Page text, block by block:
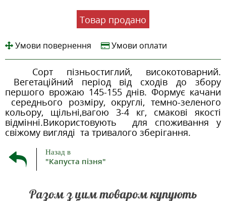
Товар продано
Умови повернення Умови оплати
Сорт пізньостиглий, високотоварний.
Вегетаційний період від сходів до збору
першого врожаю 145-155 днів. Формує качани
середнього розміру, округлі, темно-зеленого
кольору, щільні,вагою 3-4 кг, смакові якості
відмінні.Використовують для споживання у
свіжому вигляді та тривалого зберігання.
Назад в
"Капуста пізня"
Разом з цим товаром купують